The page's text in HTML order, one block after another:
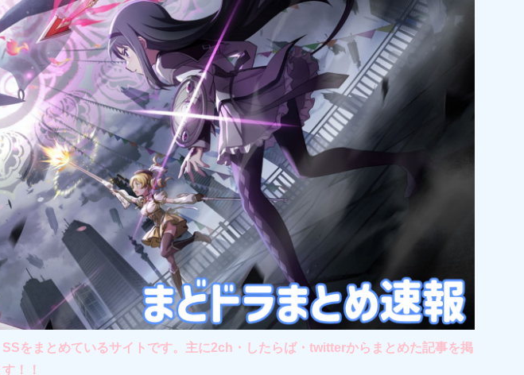
をまとめているサイトです。主に2ch・したらば・twitterからまとめた記事を掲
！！